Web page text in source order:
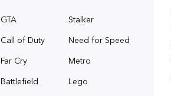
GTA
Stalker
Call of Duty
Need for Speed
Far Cry
Metro
Battlefield
Lego